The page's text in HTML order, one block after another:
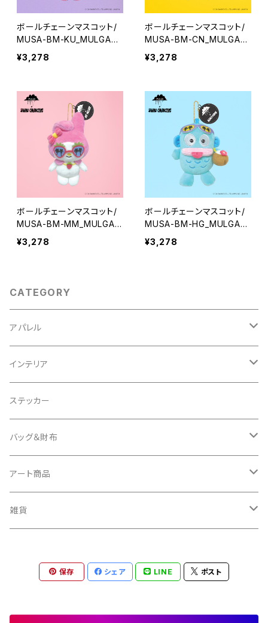
ボールチェーンマスコット/
MUSA-BM-KU_MULGA×S
ANRIOCHARACTERS_Ku
romi
¥3,278
ボールチェーンマスコット/
MUSA-BM-CN_MULGA×
SANRIOCHARACTERS_Ci
nnamoroll
¥3,278
ボールチェーンマスコット/
MUSA-BM-MM_MULGA×
SANRIOCHARACTERS_M
y Melody
¥3,278
ボールチェーンマスコット/
MUSA-BM-HG_MULGA×
SANRIOCHARACTERS_H
angyodon
¥3,278
CATEGORY
アパレル
スウェット
Tシャツ
インテリア
クッションカバー
タオル
キーケース
バッグチャーム
ステッカー
バッグ＆財布
バッグ
財布
アート商品
キャンバス
雑貨
マスコットキーホルダー
保存 シェア LINE ポスト